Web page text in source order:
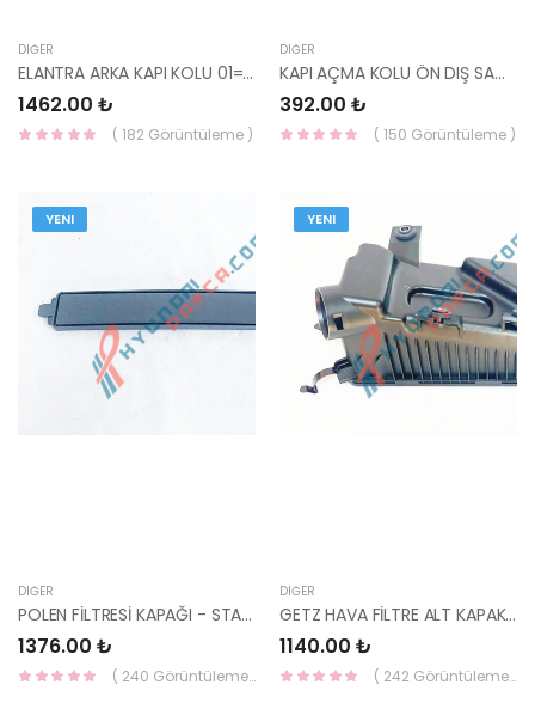
DIĞER
ELANTRA ARKA KAPI KOLU 01=> DIŞ SOL 83650-2D000-YS
1462.00 ₺
( 182 Görüntüleme )
DIĞER
KAPI AÇMA KOLU ÖN DIŞ SAĞ H100 KAMYONET 82660-4F000-YS
392.00 ₺
( 150 Görüntüleme )
YENI
DIĞER
POLEN FİLTRESİ KAPAĞI - STAREX 97129-4A000-HMC
1376.00 ₺
( 240 Görüntüleme )
YENI
DIĞER
GETZ HAVA FİLTRE ALT KAPAK 2006-2012 DİZEL 28112-1C600-HMC
1140.00 ₺
( 242 Görüntüleme )